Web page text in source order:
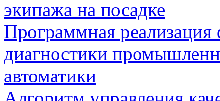
экипажа на посадке
Программная
диагностики
автоматики